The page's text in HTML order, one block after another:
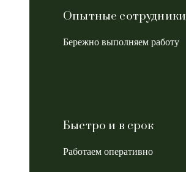
Опытные сотрудники
Бережно выполняем работу
Быстро и в срок
Работаем оперативно